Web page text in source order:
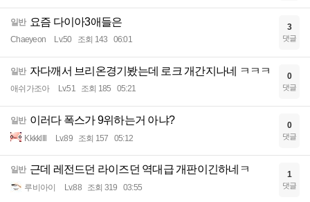
일반 요즘 다이아3애들은
Chaeyeon Lv.50 조회 143 06:01
3
댓글
일반 자다깨서 브리온경기봤는데 로크 개간지나네 ㅋㅋㅋ
애쉬가조아 Lv.51 조회 185 05:21
0
댓글
일반 이러다 폭스가 9위하는거 아냐?
Kkkkllll Lv.89 조회 157 05:12
0
댓글
일반 근데 레전드던 라이즈던 역대급 개판이긴하네ㅋ
루비아이 Lv.88 조회 319 03:55
1
댓글